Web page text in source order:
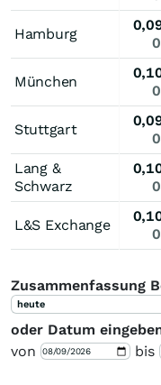
Hamburg
München
Stuttgart
Lang &
Schwarz
L&S Exchange
Zusammenfassung
heute
oder Datum
von
bis